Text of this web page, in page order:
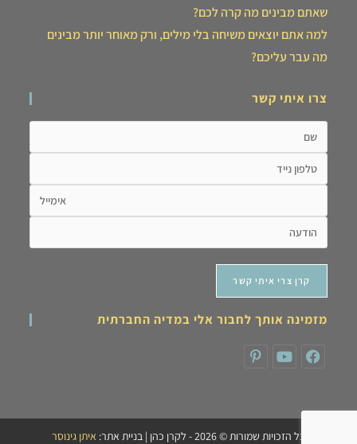
שאתם מבינים מה קרה לכם?
למה אתם יוצאים משיחה בלי מילים, ורק מאוחר יותר מבינים
מה עבר עליכם?
צרו איתי קשר
מזמינה אותך לחבור אלי במדיה החברתית
כל הזכויות שמורות © 2026 - לקרן כהן | בניית אתר: איתן גינוסר